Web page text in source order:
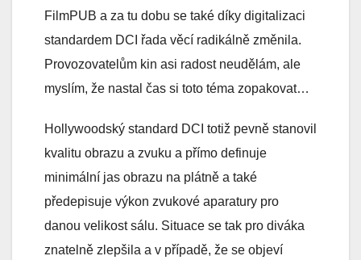
FilmPUB a za tu dobu se také díky digitalizaci
standardem DCI řada věcí radikálně změnila.
Provozovatelům kin asi radost neudělám, ale
myslím, že nastal čas si toto téma zopakovat…
Hollywoodský standard DCI totiž pevně stanovil
kvalitu obrazu a zvuku a přímo definuje
minimální jas obrazu na plátně a také
předepisuje výkon zvukové aparatury pro
danou velikost sálu. Situace se tak pro diváka
znatelně zlepšila a v případě, že se objeví